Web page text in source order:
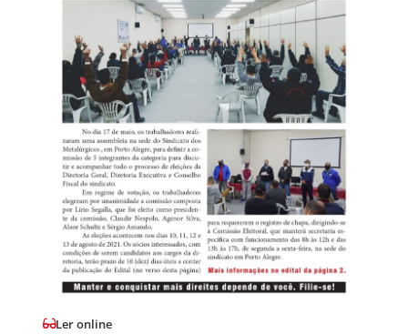
Ler online